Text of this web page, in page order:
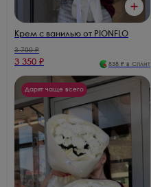
Крем с ванилью от PIONFLO
3 700₽
3 350 ₽ 838 ₽ в Сплит
Дарят чаще всего